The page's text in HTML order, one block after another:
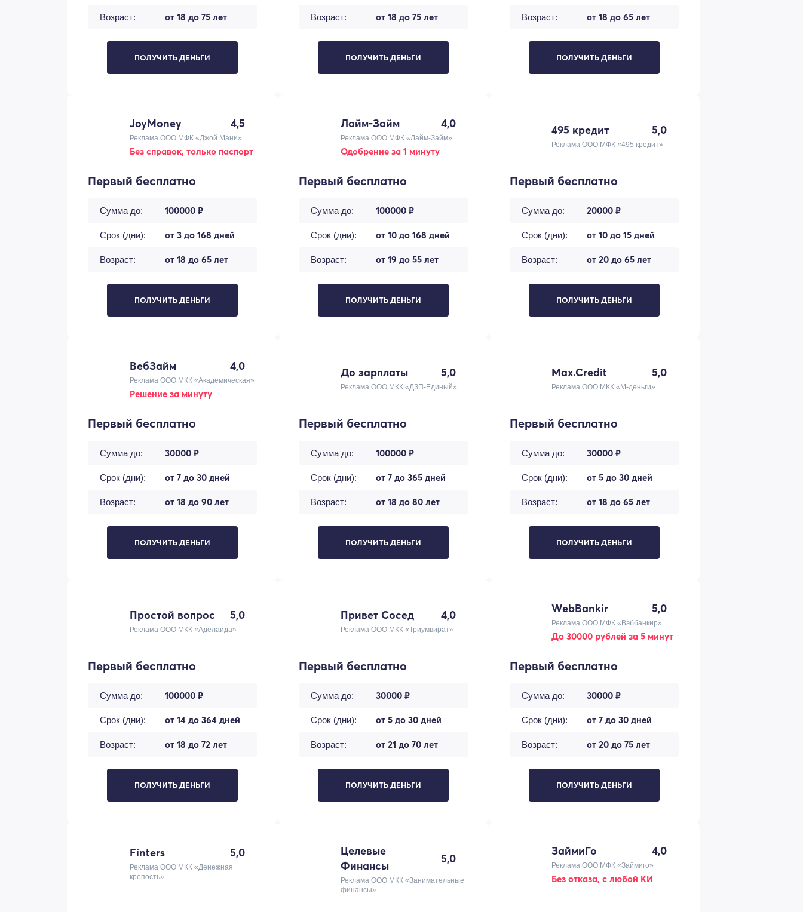
Возраст: от 18 до 75 лет
ПОЛУЧИТЬ ДЕНЬГИ
Возраст: от 18 до 75 лет
ПОЛУЧИТЬ ДЕНЬГИ
Возраст: от 18 до 65 лет
ПОЛУЧИТЬ ДЕНЬГИ
JoyMoney 4,5
Реклама ООО МФК «Джой Мани»
Без справок, только паспорт
Первый бесплатно
Сумма до: 100000 ₽
Срок (дни): от 3 до 168 дней
Возраст: от 18 до 65 лет
ПОЛУЧИТЬ ДЕНЬГИ
Лайм-Займ 4,0
Реклама ООО МФК «Лайм-Займ»
Одобрение за 1 минуту
Первый бесплатно
Сумма до: 100000 ₽
Срок (дни): от 10 до 168 дней
Возраст: от 19 до 55 лет
ПОЛУЧИТЬ ДЕНЬГИ
495 кредит 5,0
Реклама ООО МФК «495 кредит»
Первый бесплатно
Сумма до: 20000 ₽
Срок (дни): от 10 до 15 дней
Возраст: от 20 до 65 лет
ПОЛУЧИТЬ ДЕНЬГИ
ВебЗайм 4,0
Реклама ООО МКК «Академическая»
Решение за минуту
Первый бесплатно
Сумма до: 30000 ₽
Срок (дни): от 7 до 30 дней
Возраст: от 18 до 90 лет
ПОЛУЧИТЬ ДЕНЬГИ
До зарплаты 5,0
Реклама ООО МКК «ДЗП-Единый»
Первый бесплатно
Сумма до: 100000 ₽
Срок (дни): от 7 до 365 дней
Возраст: от 18 до 80 лет
ПОЛУЧИТЬ ДЕНЬГИ
Max.Credit 5,0
Реклама ООО МКК «М-деньги»
Первый бесплатно
Сумма до: 30000 ₽
Срок (дни): от 5 до 30 дней
Возраст: от 18 до 65 лет
ПОЛУЧИТЬ ДЕНЬГИ
Простой вопрос 5,0
Реклама ООО МКК «Аделаида»
Первый бесплатно
Сумма до: 100000 ₽
Срок (дни): от 14 до 364 дней
Возраст: от 18 до 72 лет
ПОЛУЧИТЬ ДЕНЬГИ
Привет Сосед 4,0
Реклама ООО МКК «Триумвират»
Первый бесплатно
Сумма до: 30000 ₽
Срок (дни): от 5 до 30 дней
Возраст: от 21 до 70 лет
ПОЛУЧИТЬ ДЕНЬГИ
WebBankir 5,0
Реклама ООО МФК «Вэббанкир»
До 30000 рублей за 5 минут
Первый бесплатно
Сумма до: 30000 ₽
Срок (дни): от 7 до 30 дней
Возраст: от 20 до 75 лет
ПОЛУЧИТЬ ДЕНЬГИ
Finters 5,0
Реклама ООО МКК «Денежная
крепость»
Целевые
Финансы
5,0
Реклама ООО МКК «Занимательные
финансы»
ЗаймиГо 4,0
Реклама ООО МФК «Займиго»
Без отказа, с любой КИ